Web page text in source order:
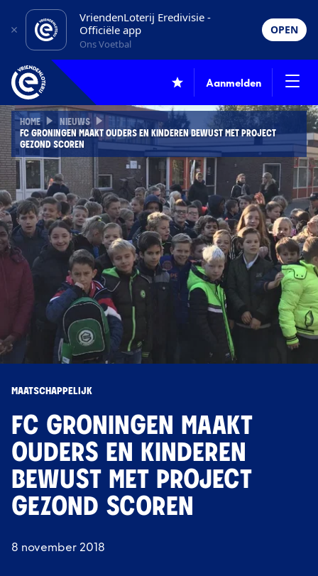
VriendenLoterij Eredivisie -
Officiële app
Ons Voetbal
OPEN
Aanmelden
HOME
NIEUWS
FC GRONINGEN MAAKT OUDERS EN KINDEREN BEWUST MET PROJECT
GEZOND SCOREN
MAATSCHAPPELIJK
FC GRONINGEN MAAKT
OUDERS EN KINDEREN
BEWUST MET PROJECT
GEZOND SCOREN
8 november 2018